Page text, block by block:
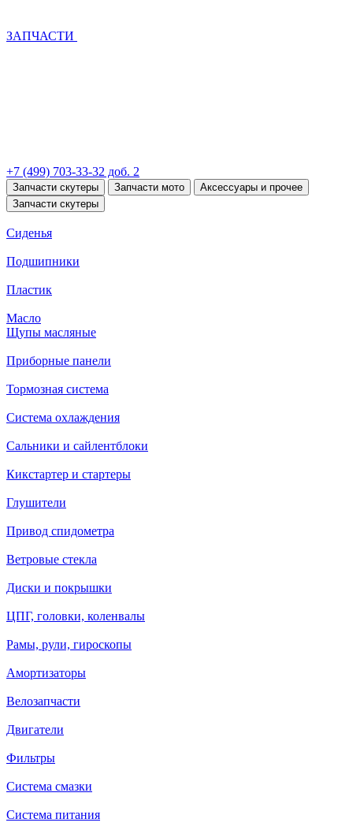
ЗАПЧАСТИ
+7 (499) 703-33-32 доб. 2
Запчасти скутеры Запчасти мото
Аксессуары и прочее
Запчасти скутеры
Сиденья
Подшипники
Пластик
Масло
Щупы масляные
Приборные панели
Тормозная система
Система охлаждения
Сальники и сайлентблоки
Кикстартер и стартеры
Глушители
Привод спидометра
Ветровые стекла
Диски и покрышки
ЦПГ, головки, коленвалы
Рамы, рули, гироскопы
Амортизаторы
Велозапчасти
Двигатели
Фильтры
Система смазки
Система питания